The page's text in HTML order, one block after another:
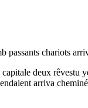
chariots
deux
arriva